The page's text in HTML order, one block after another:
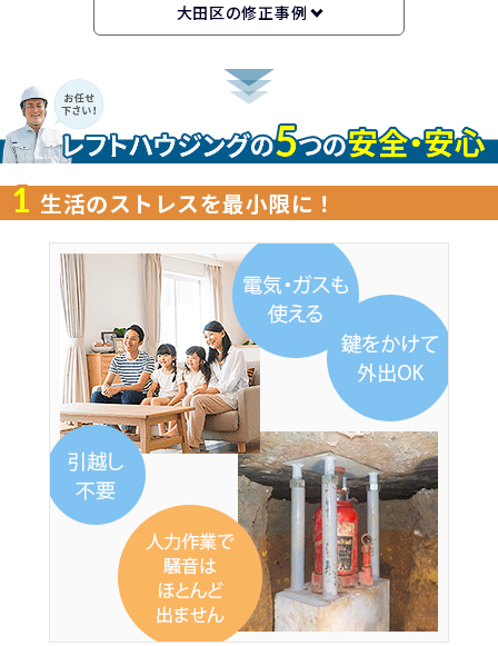
大田区の修正事例
1 生活のストレスを最小限に！